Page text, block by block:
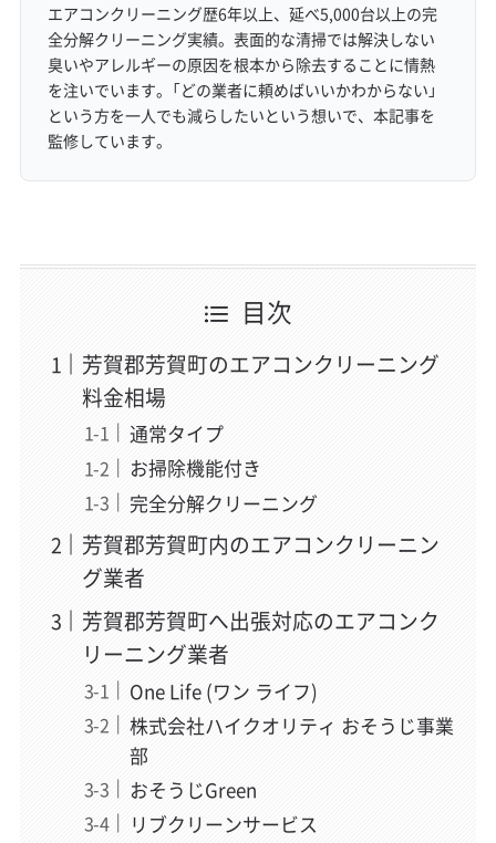
エアコンクリーニング歴6年以上、延べ5,000台以上の完
全分解クリーニング実績。表面的な清掃では解決しない
臭いやアレルギーの原因を根本から除去することに情熱
を注いでいます。「どの業者に頼めばいいかわからない」
という方を一人でも減らしたいという想いで、本記事を
監修しています。
目次
芳賀郡芳賀町のエアコンクリーニング
料金相場
通常タイプ
お掃除機能付き
完全分解クリーニング
芳賀郡芳賀町内のエアコンクリーニン
グ業者
芳賀郡芳賀町へ出張対応のエアコンク
リーニング業者
One Life (ワン ライフ)
株式会社ハイクオリティ おそうじ事業
部
おそうじGreen
リブクリーンサービス